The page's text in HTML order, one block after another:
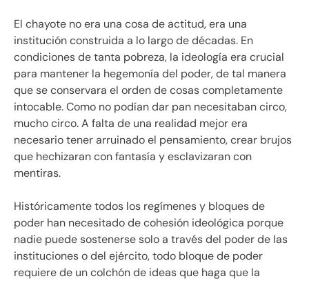
El chayote no era una cosa de actitud, era una
institución construida a lo largo de décadas. En
condiciones de tanta pobreza, la ideología era crucial
para mantener la hegemonía del poder, de tal manera
que se conservara el orden de cosas completamente
intocable. Como no podían dar pan necesitaban circo,
mucho circo. A falta de una realidad mejor era
necesario tener arruinado el pensamiento, crear brujos
que hechizaran con fantasía y esclavizaran con
mentiras.
Históricamente todos los regímenes y bloques de
poder han necesitado de cohesión ideológica porque
nadie puede sostenerse solo a través del poder de las
instituciones o del ejército, todo bloque de poder
requiere de un colchón de ideas que haga que la